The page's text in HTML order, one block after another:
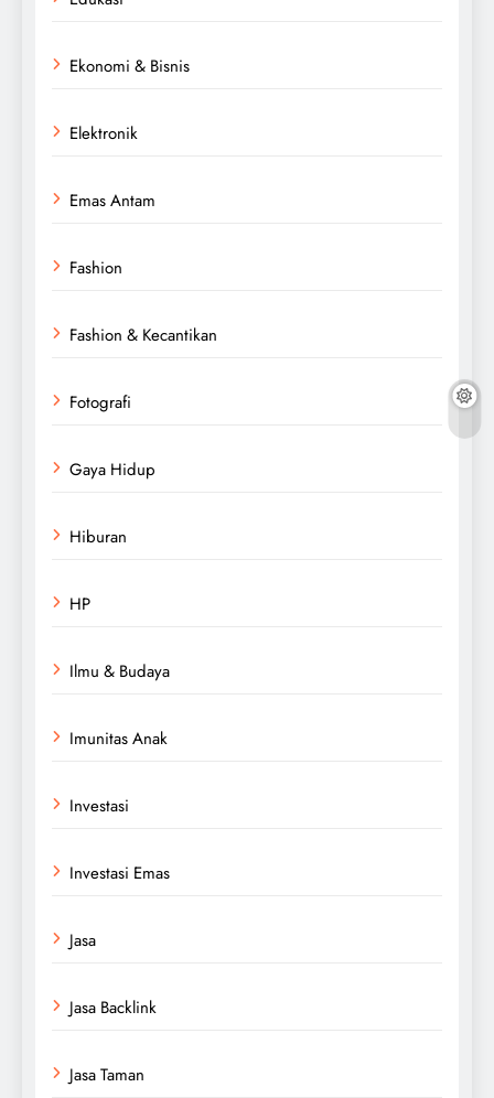
Ekonomi & Bisnis
Elektronik
Emas Antam
Fashion
Fashion & Kecantikan
Fotografi
Gaya Hidup
Hiburan
HP
Ilmu & Budaya
Imunitas Anak
Investasi
Investasi Emas
Jasa
Jasa Backlink
Jasa Taman